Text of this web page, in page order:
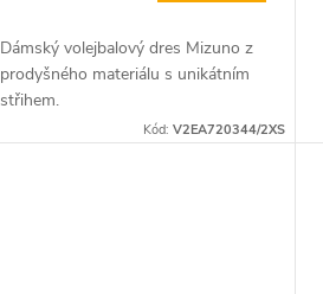
Dámský volejbalový dres Mizuno z
prodyšného materiálu s unikátním
střihem.
Kód:V2EA720344/2XS